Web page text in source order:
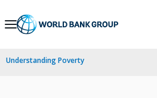
Skip
Navigation
Understanding Poverty